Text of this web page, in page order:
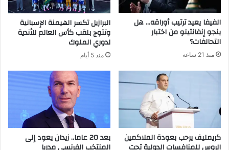
ر
و
ن
ي
الفيفا يعيد ترتيب أوراقه… هل
ينجو إنفانتينو من اختبار
التحالفات؟
منذ 21 ساعة
البرازيل تكسر الهيمنة الإسبانية
وتتوج بلقب كأس العالم للأندية
لدوري الملوك
منذ 5 أيام
كريمليف يرحب بعودة الملاكمين بعد 20 عاما.. زيدان يعود إلى